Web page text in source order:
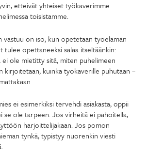
etteivät yhteiset työkaverimme
toisistamme.
vastuu on iso, kun opetetaan työelämän
tulee opettaneeksi salaa itseltäänkin:
ei ole mietitty sitä, miten puhelimeen
kirjoitetaan, kuinka työkaverille puhutaan –
ei esimerkiksi tervehdi asiakasta, oppii
ole tarpeen. Jos virheitä ei pahoitella,
harjoittelijakaan. Jos pomon
tynkä, typistyy nuorenkin viesti